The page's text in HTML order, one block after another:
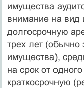
имущества
внимание на
долгосрочную
трех лет (обычно
имущества),
на срок от
краткосрочную